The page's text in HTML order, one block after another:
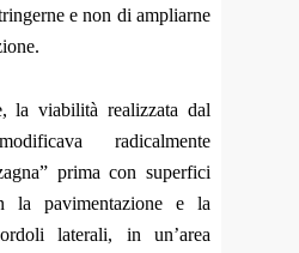
e non di ampliarne
la viabilità realizzata dal
radicalmente
prima con superfici
la pavimentazione e la
laterali, in un’area